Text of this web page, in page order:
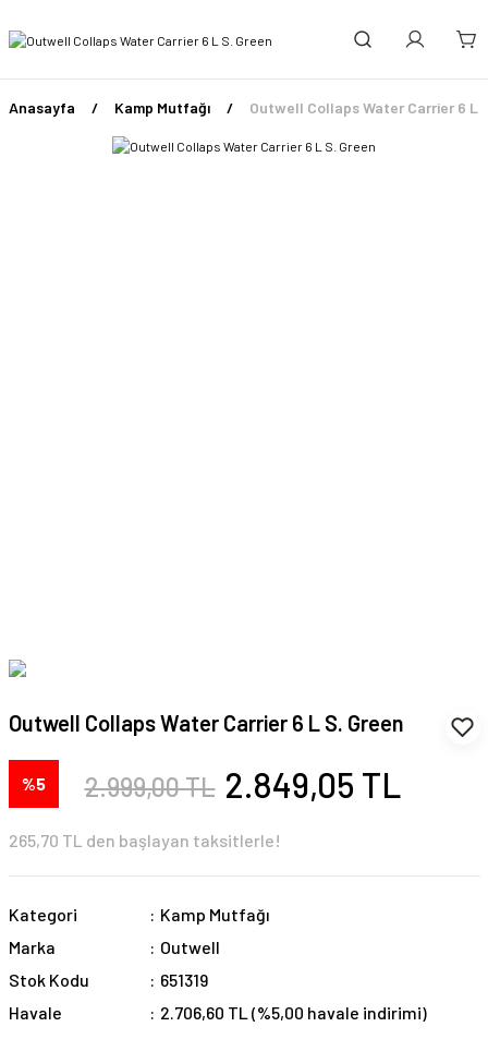
Anasayfa Kamp Mutfağı Outwell Collaps Water Carrier 6 L
Outwell Collaps Water Carrier 6 L S. Green
%5 2.999,00 TL 2.849,05 TL
265,70 TL den başlayan taksitlerle!
Kategori
Kamp Mutfağı
Marka
Outwell
Stok Kodu
651319
Havale
2.706,60 TL (%5,00 havale indirimi)